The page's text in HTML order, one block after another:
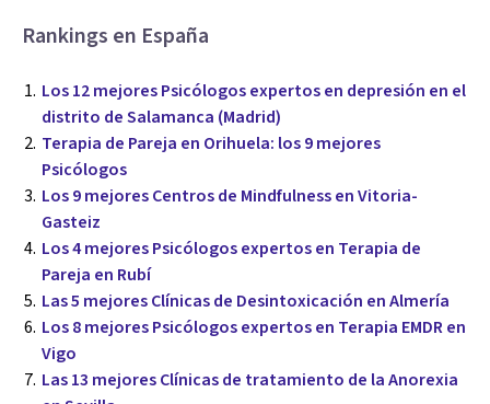
Rankings en España
Los 12 mejores Psicólogos expertos en depresión en el
distrito de Salamanca (Madrid)
Terapia de Pareja en Orihuela: los 9 mejores
Psicólogos
Los 9 mejores Centros de Mindfulness en Vitoria-
Gasteiz
Los 4 mejores Psicólogos expertos en Terapia de
Pareja en Rubí
Las 5 mejores Clínicas de Desintoxicación en Almería
Los 8 mejores Psicólogos expertos en Terapia EMDR en
Vigo
Las 13 mejores Clínicas de tratamiento de la Anorexia